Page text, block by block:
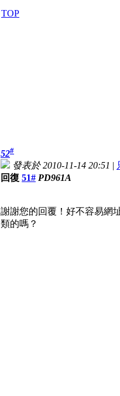
TOP
52#
發表於 2010-11-14 20:51 |
回復 51# PD961A
謝謝您的回覆！好不容易網
類的嗎？